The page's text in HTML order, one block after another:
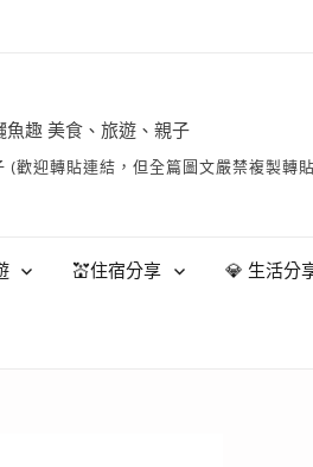
轉貼連結，但全篇圖文嚴禁複製轉
💒住宿分享 💎 生活分